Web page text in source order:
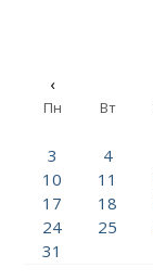
‹
Пн Вт
3
4
10
11
17
18
24
25
31